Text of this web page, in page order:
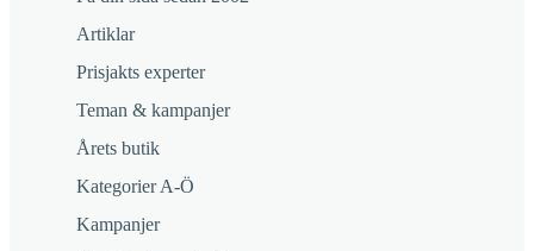
Artiklar
Prisjakts experter
Teman & kampanjer
Årets butik
Kategorier A-Ö
Kampanjer